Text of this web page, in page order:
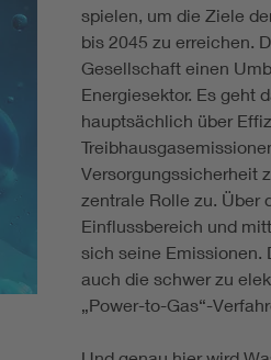
spielen, um die Ziele
bis 2045 zu erreichen.
Gesellschaft einen
Energiesektor. Es geht
hauptsächlich über
Versorgungssicherheit
zentrale Rolle zu. Über
Einflussbereich und
sich seine Emissionen.
auch die schwer zu
„Power-to-Gas“-